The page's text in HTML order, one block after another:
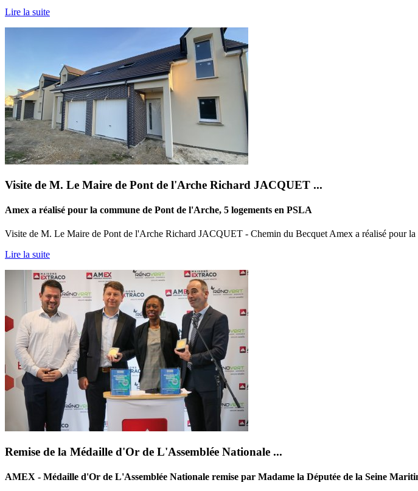
Lire la suite
Visite de M. Le Maire de Pont de l'Arche Richard JACQUET ...
Amex a réalisé pour la commune de Pont de l'Arche, 5 logements en PSLA
Visite de M. Le Maire de Pont de l'Arche Richard JACQUET - Chemin du Becquet Amex a réalisé pour
Lire la suite
Remise de la Médaille d'Or de L'Assemblée Nationale ...
AMEX - Médaille d'Or de L'Assemblée Nationale remise par Madame la Députée de la Seine